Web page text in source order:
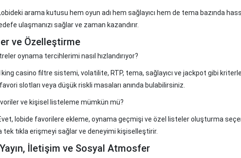
arama kutusu hem oyun adı hem sağlayıcı hem de tema bazında
ulaşmanızı sağlar ve zaman kazandırır.
ve Özelleştirme
oynama tercihlerimi nasıl hızlandırıyor?
casino filtre sistemi, volatilite, RTP, tema, sağlayıcı ve jackpot gibi
slotları veya düşük riskli masaları anında bulabilirsiniz.
ve kişisel listeleme mümkün mü?
lobide favorilere ekleme, oynama geçmişi ve özel listeler oluşturma
tek tıkla erişmeyi sağlar ve deneyimi kişiselleştirir.
Yayın, İletişim ve Sosyal Atmosfer